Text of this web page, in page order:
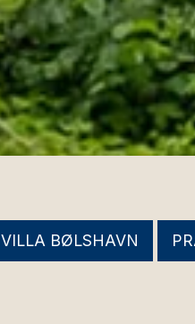
VILLA BØLSHAVN